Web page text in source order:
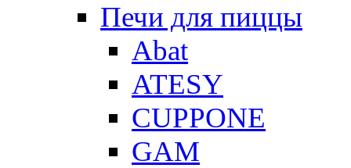
Печи для пиццы
Abat
ATESY
CUPPONE
GAM